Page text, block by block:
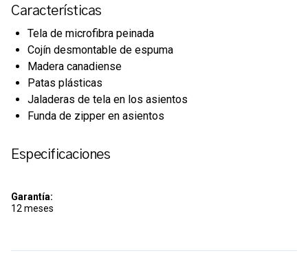
Características
Tela de microfibra peinada
Cojín desmontable de espuma
Madera canadiense
Patas plásticas
Jaladeras de tela en los asientos
Funda de zipper en asientos
Especificaciones
Garantía:
12 meses